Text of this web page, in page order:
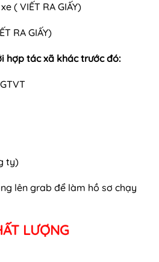
( VIẾT RA GIẤY)
RA GIẤY)
hợp tác xã khác trước đó:
ty)
lên grab để làm hồ sơ chạy
LƯỢNG